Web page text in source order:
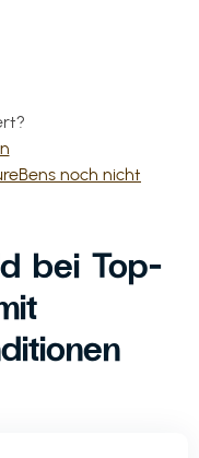
noch nicht
bei Top-